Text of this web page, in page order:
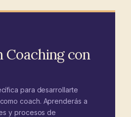
Coaching con
para desarrollarte
coach. Aprenderás a
y procesos de